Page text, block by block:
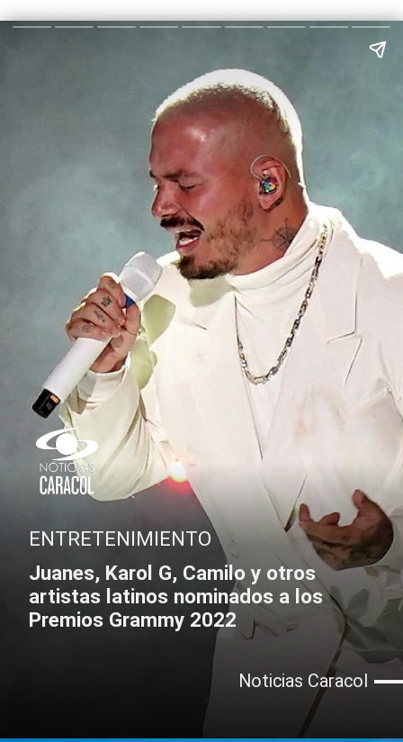
ENTRETENIMIENTO
Juanes, Karol G, Camilo y otros
artistas latinos nominados a los
Premios Grammy 2022
Noticias Caracol